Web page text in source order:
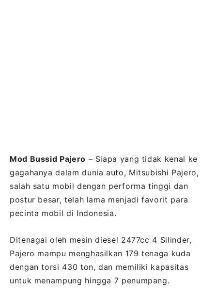
Mod Bussid Pajero – Siapa yang tidak kenal ke
gagahanya dalam dunia auto, Mitsubishi Pajero,
salah satu mobil dengan performa tinggi dan
postur besar, telah lama menjadi favorit para
pecinta mobil di Indonesia.
Ditenagai oleh mesin diesel 2477cc 4 Silinder,
Pajero mampu menghasilkan 179 tenaga kuda
dengan torsi 430 ton, dan memiliki kapasitas
untuk menampung hingga 7 penumpang.